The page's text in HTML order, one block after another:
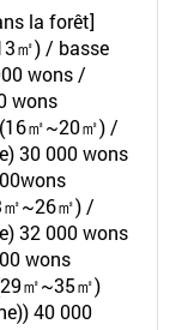
la forêt]
㎡) / basse
wons /
wons
㎡~20㎡) /
30 000 wons
㎡~26㎡) /
32 000 wons
wons
㎡~35㎡)
40 000